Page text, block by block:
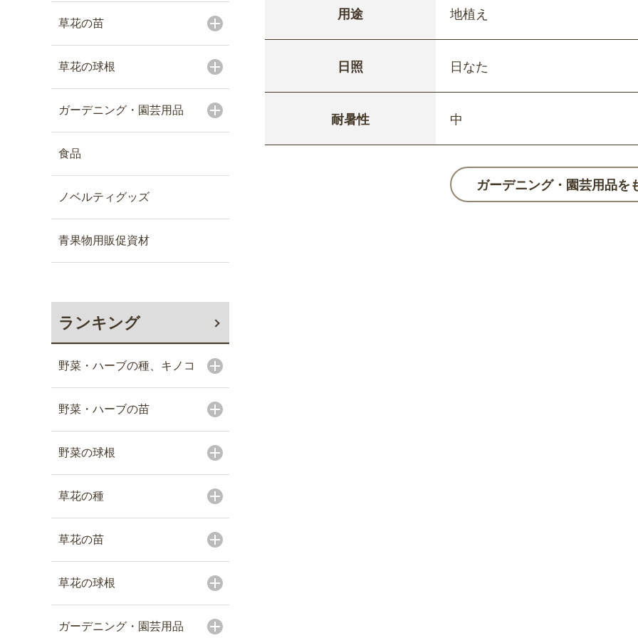
草花の苗
草花の球根
ガーデニング・園芸用品
食品
ノベルティグッズ
青果物用販促資材
ランキング
野菜・ハーブの種、キノコ
野菜・ハーブの苗
野菜の球根
草花の種
草花の苗
草花の球根
ガーデニング・園芸用品
用途 地植え
日照 日なた
耐暑性 中
ガーデニング・園芸用品を